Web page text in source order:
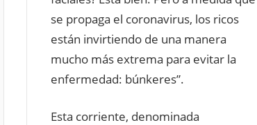
se propaga el coronavirus, los ricos
están invirtiendo de una manera
mucho más extrema para evitar la
enfermedad: búnkeres”.
Esta corriente, denominada